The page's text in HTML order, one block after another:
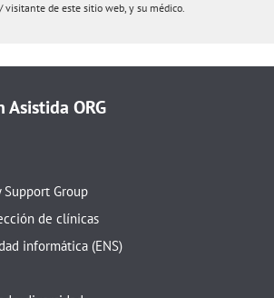
visitante de este sitio web, y su médico.
Asistida ORG
Group
de clínicas
informática (ENS)